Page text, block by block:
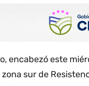
encabezó este
zona sur de